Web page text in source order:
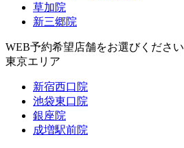
草加院
新三郷院
WEB予約希望店舗をお選びください
東京エリア
新宿西口院
池袋東口院
銀座院
成増駅前院